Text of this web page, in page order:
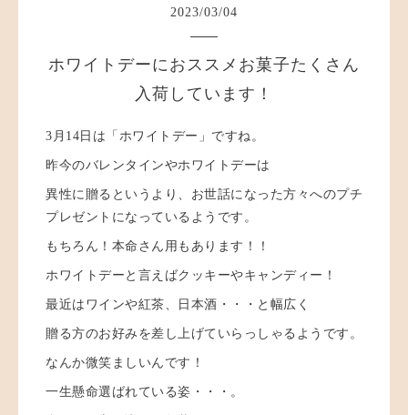
2023/03/04
ホワイトデーにおススメお菓子たくさん
入荷しています！
3月14日は「ホワイトデー」ですね。
昨今のバレンタインやホワイトデーは
異性に贈るというより、お世話になった方々へのプチ
プレゼントになっているようです。
もちろん！本命さん用もあります！！
ホワイトデーと言えばクッキーやキャンディー！
最近はワインや紅茶、日本酒・・・と幅広く
贈る方のお好みを差し上げていらっしゃるようです。
なんか微笑ましいんです！
一生懸命選ばれている姿・・・。